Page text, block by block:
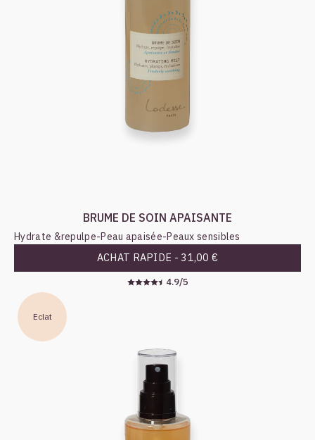
BRUME DE SOIN APAISANTE
Hydrate &repulpe-Peau apaisée-Peaux sensibles
ACHAT RAPIDE - 31,00 €
4.9/5
Eclat